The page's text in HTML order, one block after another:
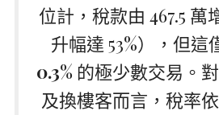
位計，稅款由 467.5 萬
升幅達 53%），但這
0.3% 的極少數交易。
及換樓客而言，稅率